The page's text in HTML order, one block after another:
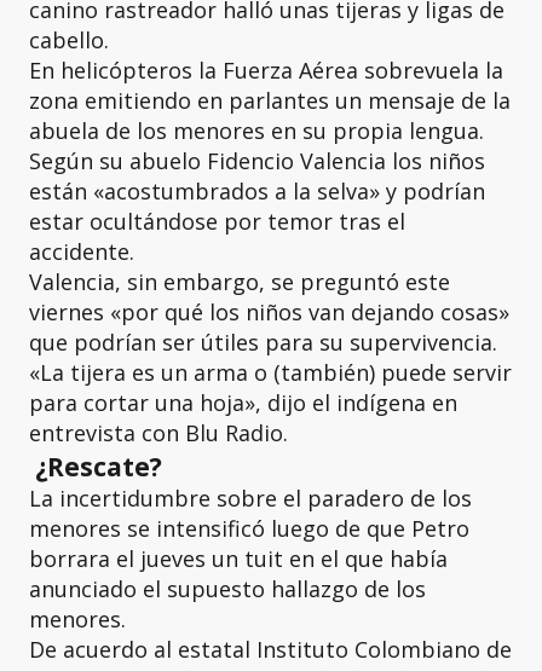
canino rastreador halló unas tijeras y ligas de
cabello.
En helicópteros la Fuerza Aérea sobrevuela la
zona emitiendo en parlantes un mensaje de la
abuela de los menores en su propia lengua.
Según su abuelo Fidencio Valencia los niños
están «acostumbrados a la selva» y podrían
estar ocultándose por temor tras el
accidente.
Valencia, sin embargo, se preguntó este
viernes «por qué los niños van dejando cosas»
que podrían ser útiles para su supervivencia.
«La tijera es un arma o (también) puede servir
para cortar una hoja», dijo el indígena en
entrevista con Blu Radio.
¿Rescate?
La incertidumbre sobre el paradero de los
menores se intensificó luego de que Petro
borrara el jueves un tuit en el que había
anunciado el supuesto hallazgo de los
menores.
De acuerdo al estatal Instituto Colombiano de